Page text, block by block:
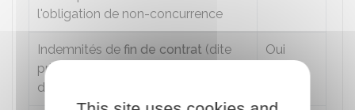
l'obligation de non-concurrence
Indemnités de fin de contrat (dite
prime de précarité) à durée
déterminée
Oui